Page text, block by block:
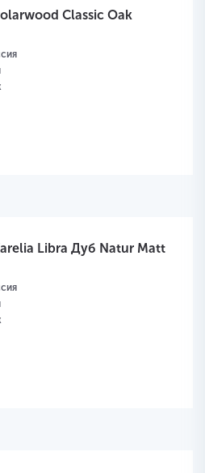
Classic Oak
Libra Дуб Natur Matt